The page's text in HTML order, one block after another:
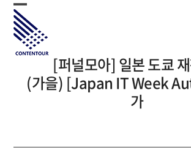
Skip
content
Open
mobile
menu
Close
mobile
menu [퍼널모아] 일본 도쿄
(가을) [Japan IT Week
가